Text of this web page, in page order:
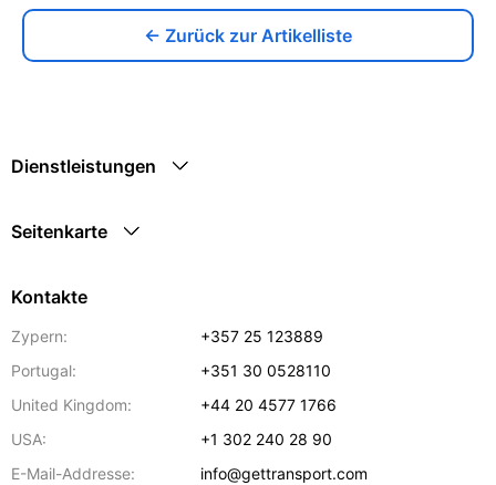
← Zurück zur Artikelliste
Dienstleistungen
Seitenkarte
Kontakte
Zypern:
+357 25 123889
Portugal:
+351 30 0528110
United Kingdom:
+44 20 4577 1766
USA:
+1 302 240 28 90
E-Mail-Addresse:
info@gettransport.com